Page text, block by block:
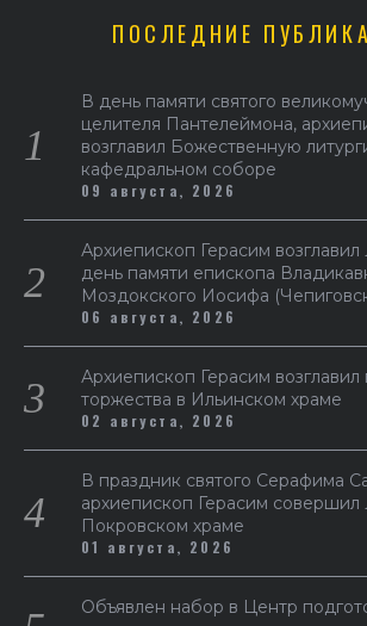
ПОСЛЕДНИЕ
В день памяти святого
целителя Пантелеймона,
возглавил Божественную
кафедральном соборе
09 августа, 2026
Архиепископ Герасим
день памяти епископа
Моздокского Иосифа
06 августа, 2026
Архиепископ Герасим возглавил
торжества в Ильинском храме
02 августа, 2026
В праздник святого Серафима
архиепископ Герасим совершил
Покровском храме
01 августа, 2026
Объявлен набор в Центр